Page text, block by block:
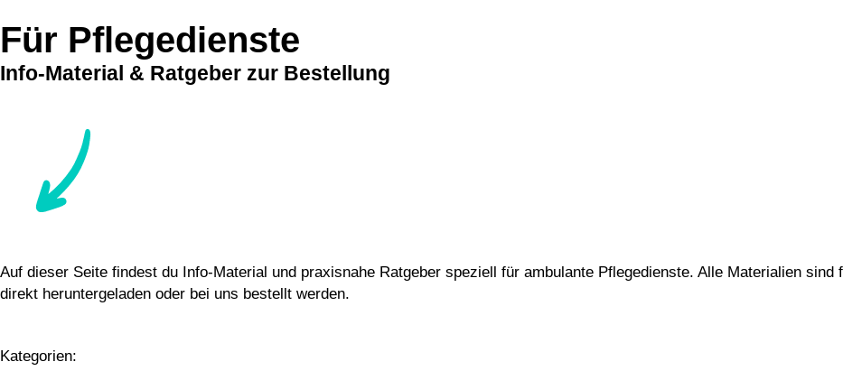
Für Pflegedienste
Info-Material & Ratgeber zur Bestellung
Auf dieser Seite findest du Info-Material und praxisnahe Ratgeber speziell für ambulante Pflegedienste. Alle Materialien sind
direkt heruntergeladen oder bei uns bestellt werden.
Kategorien: